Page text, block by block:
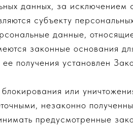
данных, за исключением
субъекту
данные,
законные основания
получения установлен
или
незаконно
предусмотренные